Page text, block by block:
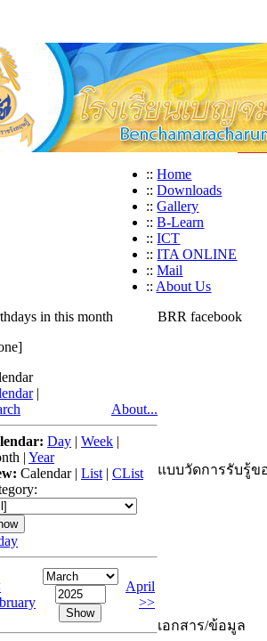
:: Home
:: Downloads
:: Gallery
:: B-Learn
:: ICT
:: ITA ONLINE
:: Mail
:: About Us
in this month
|
About...
Day | Week |
| Year
Calendar| List | CList
April
>>
BRR facebook
แบบวัดการรับรู้ข
เอกสาร/ข้อมูล